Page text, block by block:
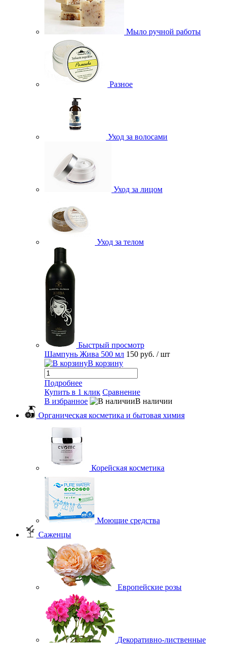
Мыло ручной работы
Разное
Уход за волосами
Уход за лицом
Уход за телом
Быстрый просмотр
Шампунь Жива 500 мл 150 руб. / шт
В корзину
Подробнее
Купить в 1 клик Сравнение
В избранное
В наличии
Органическая косметика и бытовая химия
Корейская косметика
Моющие средства
Саженцы
Европейские розы
Декоративно-лиственные